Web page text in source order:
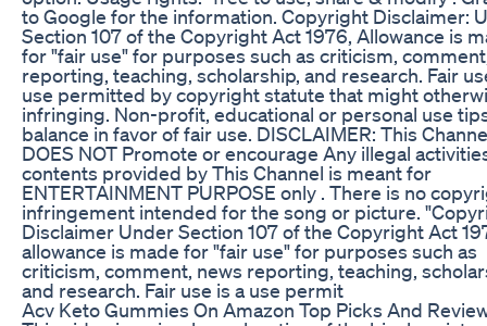
to Google for the information. Copyright Disclaimer:
Section 107 of the Copyright Act 1976, Allowance is
for "fair use" for purposes such as criticism,
reporting, teaching, scholarship, and research. Fair
use permitted by copyright statute that might
infringing. Non-profit, educational or personal use
balance in favor of fair use. DISCLAIMER: This
DOES NOT Promote or encourage Any illegal
contents provided by This Channel is meant for
ENTERTAINMENT PURPOSE only . There is no
infringement intended for the song or picture.
Disclaimer Under Section 107 of the Copyright Act
allowance is made for "fair use" for purposes such as
criticism, comment, news reporting, teaching,
and research. Fair use is a use permit
Acv Keto Gummies On Amazon Top Picks And